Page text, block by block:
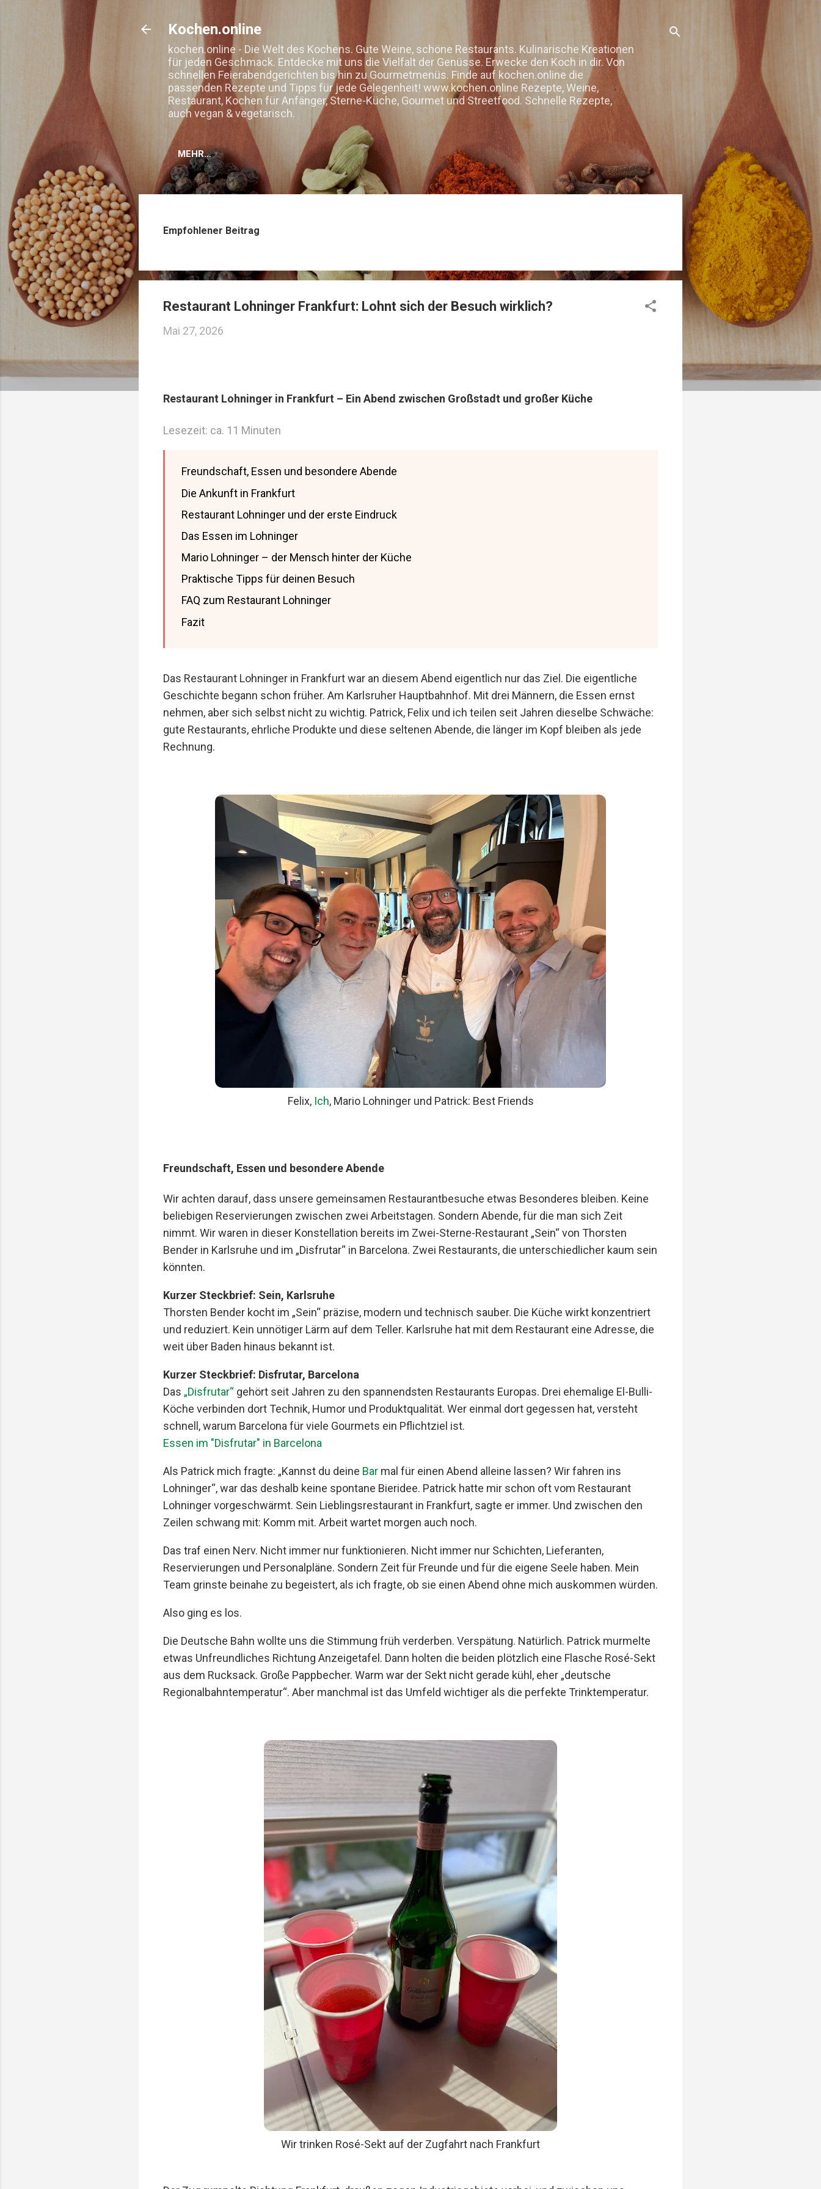
Direkt zum Hauptbereich
Kochen.online
kochen.online - Die Welt des Kochens. Gute Weine, schöne Restaurants. Kulinarische Kreationen
für jeden Geschmack. Entdecke mit uns die Vielfalt der Genüsse. Erwecke den Koch in dir. Von
schnellen Feierabendgerichten bis hin zu Gourmetmenüs. Finde auf kochen.online die
passenden Rezepte und Tipps für jede Gelegenheit! www.kochen.online Rezepte, Weine,
Restaurant, Kochen für Anfänger, Sterne-Küche, Gourmet und Streetfood. Schnelle Rezepte,
auch vegan & vegetarisch.
MEHR…
Empfohlener Beitrag
Restaurant Lohninger Frankfurt: Lohnt sich der Besuch wirklich?
Mai 27, 2026
Restaurant Lohninger in Frankfurt – Ein Abend zwischen Großstadt und großer Küche
Lesezeit: ca. 11 Minuten
Freundschaft, Essen und besondere Abende
Die Ankunft in Frankfurt
Restaurant Lohninger und der erste Eindruck
Das Essen im Lohninger
Mario Lohninger – der Mensch hinter der Küche
Praktische Tipps für deinen Besuch
FAQ zum Restaurant Lohninger
Fazit
Das Restaurant Lohninger in Frankfurt war an diesem Abend eigentlich nur das Ziel. Die eigentliche
Geschichte begann schon früher. Am Karlsruher Hauptbahnhof. Mit drei Männern, die Essen ernst
nehmen, aber sich selbst nicht zu wichtig. Patrick, Felix und ich teilen seit Jahren dieselbe Schwäche:
gute Restaurants, ehrliche Produkte und diese seltenen Abende, die länger im Kopf bleiben als jede
Rechnung.
Felix, Ich, Mario Lohninger und Patrick: Best Friends
Freundschaft, Essen und besondere Abende
Wir achten darauf, dass unsere gemeinsamen Restaurantbesuche etwas Besonderes bleiben. Keine
beliebigen Reservierungen zwischen zwei Arbeitstagen. Sondern Abende, für die man sich Zeit
nimmt. Wir waren in dieser Konstellation bereits im Zwei-Sterne-Restaurant „Sein“ von Thorsten
Bender in Karlsruhe und im „Disfrutar“ in Barcelona. Zwei Restaurants, die unterschiedlicher kaum sein
könnten.
Kurzer Steckbrief: Sein, Karlsruhe
Thorsten Bender kocht im „Sein“ präzise, modern und technisch sauber. Die Küche wirkt konzentriert
und reduziert. Kein unnötiger Lärm auf dem Teller. Karlsruhe hat mit dem Restaurant eine Adresse, die
weit über Baden hinaus bekannt ist.
Kurzer Steckbrief: Disfrutar, Barcelona
Das „Disfrutar“ gehört seit Jahren zu den spannendsten Restaurants Europas. Drei ehemalige El-Bulli-
Köche verbinden dort Technik, Humor und Produktqualität. Wer einmal dort gegessen hat, versteht
schnell, warum Barcelona für viele Gourmets ein Pflichtziel ist.
Essen im "Disfrutar" in Barcelona
Als Patrick mich fragte: „Kannst du deine Bar mal für einen Abend alleine lassen? Wir fahren ins
Lohninger“, war das deshalb keine spontane Bieridee. Patrick hatte mir schon oft vom Restaurant
Lohninger vorgeschwärmt. Sein Lieblingsrestaurant in Frankfurt, sagte er immer. Und zwischen den
Zeilen schwang mit: Komm mit. Arbeit wartet morgen auch noch.
Das traf einen Nerv. Nicht immer nur funktionieren. Nicht immer nur Schichten, Lieferanten,
Reservierungen und Personalpläne. Sondern Zeit für Freunde und für die eigene Seele haben. Mein
Team grinste beinahe zu begeistert, als ich fragte, ob sie einen Abend ohne mich auskommen würden.
Also ging es los.
Die Deutsche Bahn wollte uns die Stimmung früh verderben. Verspätung. Natürlich. Patrick murmelte
etwas Unfreundliches Richtung Anzeigetafel. Dann holten die beiden plötzlich eine Flasche Rosé-Sekt
aus dem Rucksack. Große Pappbecher. Warm war der Sekt nicht gerade kühl, eher „deutsche
Regionalbahntemperatur“. Aber manchmal ist das Umfeld wichtiger als die perfekte Trinktemperatur.
Wir trinken Rosé-Sekt auf der Zugfahrt nach Frankfurt